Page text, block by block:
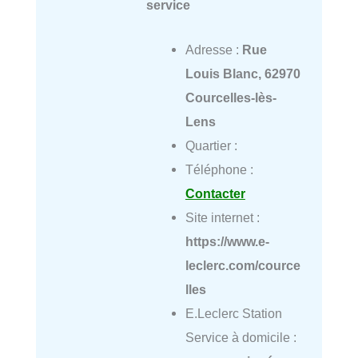
service
Adresse : Rue
Louis Blanc, 62970
Courcelles-lès-
Lens
Quartier :
Téléphone :
Contacter
Site internet :
https://www.e-
leclerc.com/cource
lles
E.Leclerc Station
Service à domicile :